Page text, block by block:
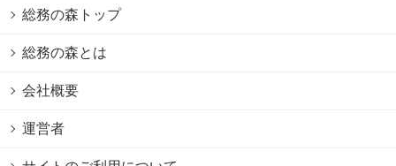
総務の森トップ
総務の森とは
会社概要
運営者